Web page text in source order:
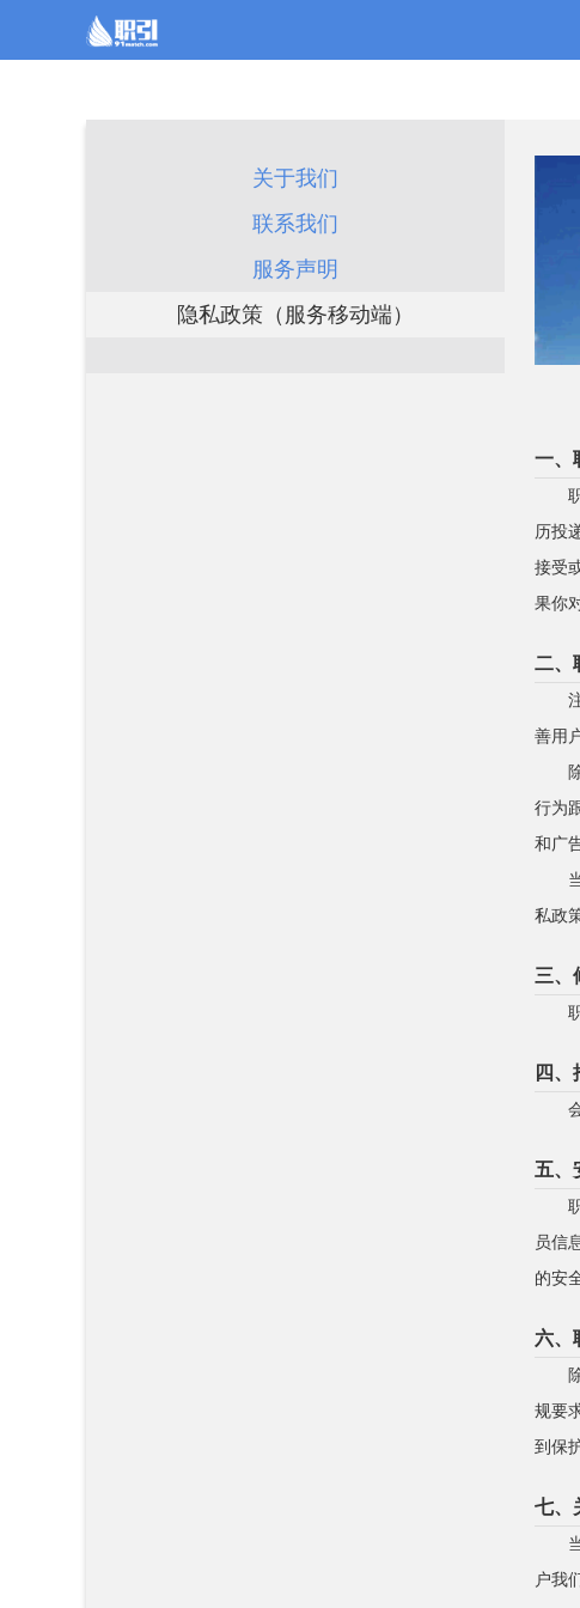
关于我们
联系我们
服务声明
隐私政策（服务移动端）
一、
历投
接受
果你
二、
善用
行为
和广
私政
三、
四、
五、
员信
的安
六、
规要
到保
七、
户我